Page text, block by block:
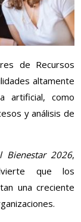
de Recursos
altamente
artificial, como
y análisis de
Bienestar 2026,
que los
una creciente